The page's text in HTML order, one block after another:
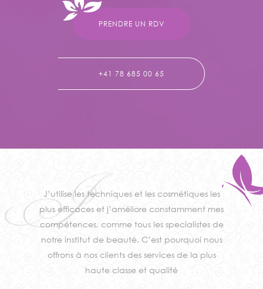
PRENDRE UN RDV
+41 78 685 00 65
JJ’utilise les techniques et les cosmétiques les
plus efficaces et j’améliore constamment mes
compétences, comme tous les specialistes de
notre institut de beauté. C’est pourquoi nous
offrons à nos clients des services de la plus
haute classe et qualité